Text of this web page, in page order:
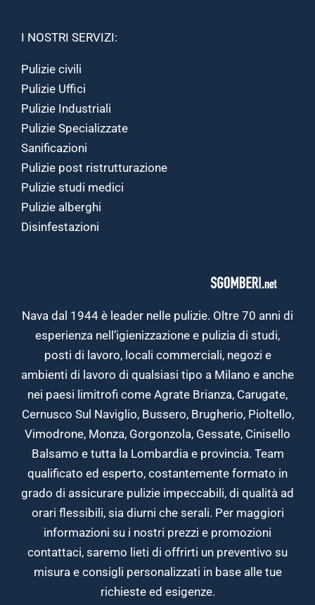
I NOSTRI SERVIZI:
Pulizie civili
Pulizie Uffici
Pulizie Industriali
Pulizie Specializzate
Sanificazioni
Pulizie post ristrutturazione
Pulizie studi medici
Pulizie alberghi
Disinfestazioni
Nava dal 1944 è leader nelle pulizie. Oltre 70 anni di
esperienza nell’igienizzazione e pulizia di studi,
posti di lavoro, locali commerciali, negozi e
ambienti di lavoro di qualsiasi tipo a Milano e anche
nei paesi limitrofi come Agrate Brianza, Carugate,
Cernusco Sul Naviglio, Bussero, Brugherio, Pioltello,
Vimodrone, Monza, Gorgonzola, Gessate, Cinisello
Balsamo e tutta la Lombardia e provincia. Team
qualificato ed esperto, costantemente formato in
grado di assicurare pulizie impeccabili, di qualità ad
orari flessibili, sia diurni che serali. Per maggiori
informazioni su i nostri prezzi e promozioni
contattaci, saremo lieti di offrirti un preventivo su
misura e consigli personalizzati in base alle tue
richieste ed esigenze.